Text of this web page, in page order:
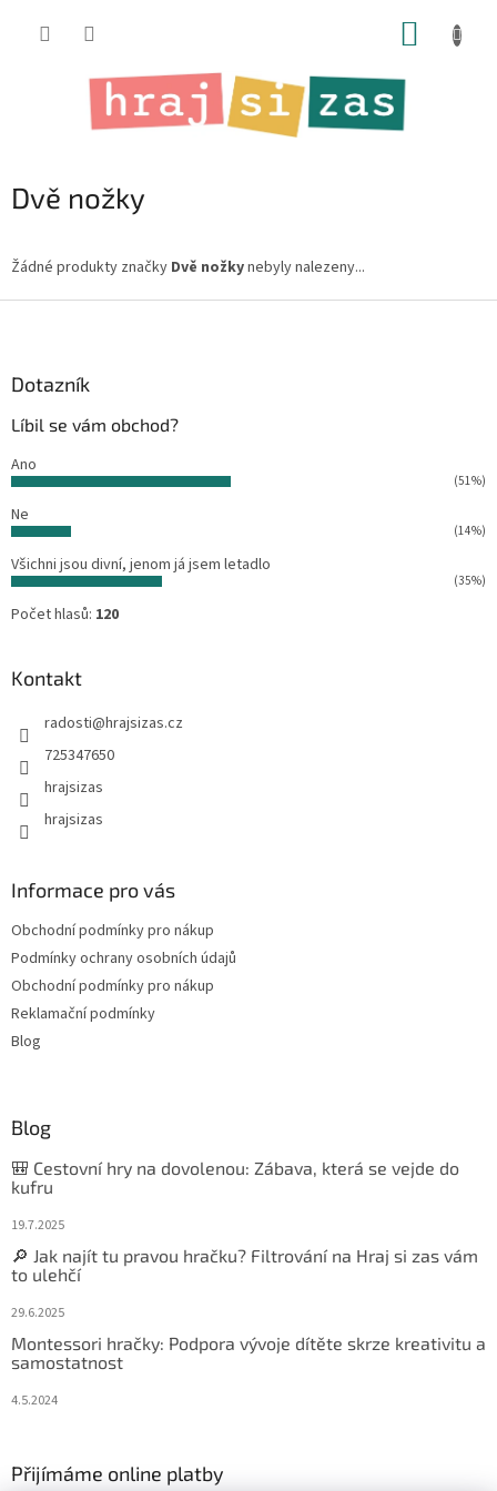
Dvě nožky
Žádné produkty značky Dvě nožkynebyly nalezeny...
Dotazník
Líbil se vám obchod?
Ano
(51%)
Ne
(14%)
Všichni jsou divní, jenom já jsem letadlo
(35%)
Počet hlasů: 120
Kontakt
radosti@hrajsizas.cz
725347650
hrajsizas
hrajsizas
Informace pro vás
Obchodní podmínky pro nákup
Podmínky ochrany osobních údajů
Obchodní podmínky pro nákup
Reklamační podmínky
Blog
Blog
🎒 Cestovní hry na dovolenou: Zábava, která se vejde do
kufru
19.7.2025
🔎 Jak najít tu pravou hračku? Filtrování na Hraj si zas vám
to ulehčí
29.6.2025
Montessori hračky: Podpora vývoje dítěte skrze kreativitu a
samostatnost
4.5.2024
Přijímáme online platby